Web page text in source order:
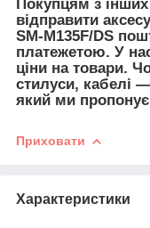
Покупцям з
відправити
SM-M135F/DS
платежетою. У
ціни на товари.
стилуси, кабелі
який ми
Приховати
Характеристики